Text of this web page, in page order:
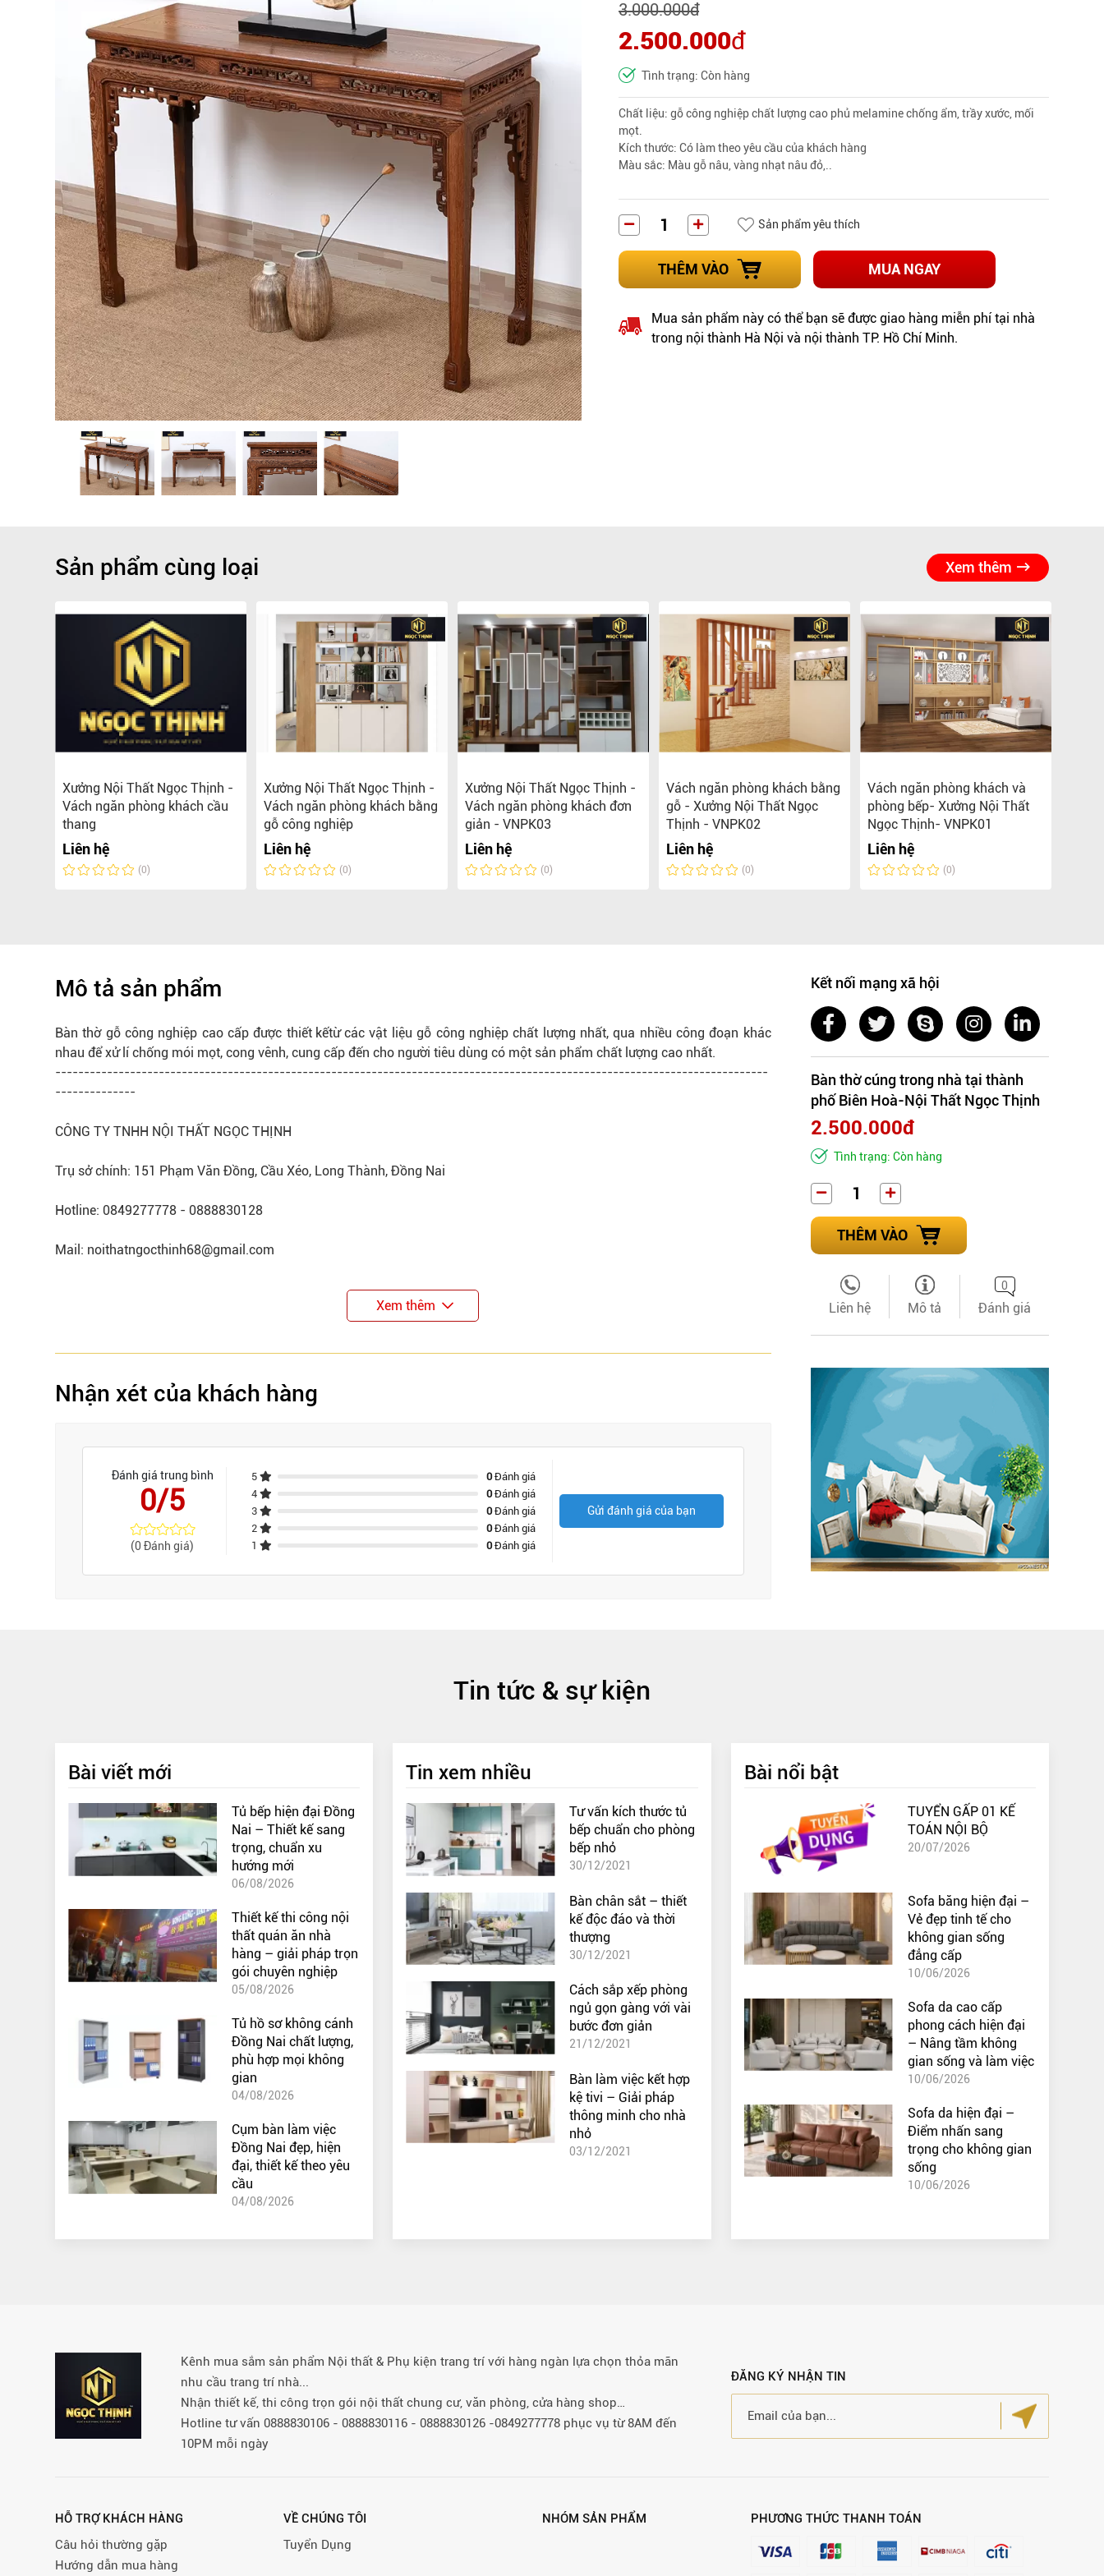
Bếp từ-Bếp hồng ngoại
Chậu rửa bát
Ray trượt – bản lề – tay nắm cửa
Phụ kiện tủ bếp dưới
Giá để bát đĩa đa năng
Giá để dao thớt
Kệ để chất tẩy rửa
Kệ gia vị
Kệ góc liên hoàn
3.000.000đ
2.500.000đ
Tình trạng: Còn hàng
Chất liệu: gỗ công nghiệp chất lượng cao phủ melamine chống ẩm, trầy xước, mối
mọt.
Kích thước: Có làm theo yêu cầu của khách hàng
Màu sắc: Màu gỗ nâu, vàng nhạt nâu đỏ,..
Sản phẩm yêu thích
THÊM VÀO MUA NGAY
Mua sản phẩm này có thể bạn sẽ được giao hàng miễn phí tại nhà
trong nội thành Hà Nội và nội thành TP. Hồ Chí Minh.
Sản phẩm cùng loại Xem thêm
Xưởng Nội Thất Ngọc Thịnh -
Vách ngăn phòng khách cầu
thang
Liên hệ
(0)
Xưởng Nội Thất Ngọc Thịnh -
Vách ngăn phòng khách bằng
gỗ công nghiệp
Liên hệ
(0)
Xưởng Nội Thất Ngọc Thịnh -
Vách ngăn phòng khách đơn
giản - VNPK03
Liên hệ
(0)
Vách ngăn phòng khách bằng
gỗ - Xưởng Nội Thất Ngọc
Thịnh - VNPK02
Liên hệ
(0)
Vách ngăn phòng khách và
phòng bếp- Xưởng Nội Thất
Ngọc Thịnh- VNPK01
Liên hệ
(0)
Mô tả sản phẩm
Bàn thờ gỗ công nghiệp cao cấp được thiết kếtừ các vật liệu gỗ công nghiệp chất lượng nhất, qua nhiều công đoạn khác
nhau để xử lí chống mói mọt, cong vênh, cung cấp đến cho người tiêu dùng có một sản phẩm chất lượng cao nhất.
----------------------------------------------------------------------------------------------------------------------------
--------------
CÔNG TY TNHH NỘI THẤT NGỌC THỊNH
Trụ sở chính: 151 Phạm Văn Đồng, Cầu Xéo, Long Thành, Đồng Nai
Hotline: 0849277778 - 0888830128
Mail: noithatngocthinh68@gmail.com
Xem thêm
Nhận xét của khách hàng
Đánh giá trung bình
0/5
(0 Đánh giá)
5 0Đánh giá
4
0Đánh giá
3
0Đánh giá
2
0Đánh giá
1
0Đánh giá
Gửi đánh giá của bạn
Kết nối mạng xã hội
Bàn thờ cúng trong nhà tại thành
phố Biên Hoà-Nội Thất Ngọc Thịnh
2.500.000đ
Tình trạng: Còn hàng
THÊM VÀO
Liên hệ Mô tả
0
Đánh giá
Tin tức & sự kiện
Bài viết mới
Tủ bếp hiện đại Đồng
Nai – Thiết kế sang
trọng, chuẩn xu
hướng mới
06/08/2026
Thiết kế thi công nội
thất quán ăn nhà
hàng – giải pháp trọn
gói chuyên nghiệp
05/08/2026
Tủ hồ sơ không cánh
Đồng Nai chất lượng,
phù hợp mọi không
gian
04/08/2026
Cụm bàn làm việc
Đồng Nai đẹp, hiện
đại, thiết kế theo yêu
cầu
04/08/2026
Tin xem nhiều
Tư vấn kích thước tủ
bếp chuẩn cho phòng
bếp nhỏ
30/12/2021
Bàn chân sắt – thiết
kế độc đáo và thời
thượng
30/12/2021
Cách sắp xếp phòng
ngủ gọn gàng với vài
bước đơn giản
21/12/2021
Bàn làm việc kết hợp
kệ tivi – Giải pháp
thông minh cho nhà
nhỏ
03/12/2021
Bài nổi bật
TUYỂN GẤP 01 KẾ
TOÁN NỘI BỘ
20/07/2026
Sofa băng hiện đại –
Vẻ đẹp tinh tế cho
không gian sống
đẳng cấp
10/06/2026
Sofa da cao cấp
phong cách hiện đại
– Nâng tầm không
gian sống và làm việc
10/06/2026
Sofa da hiện đại –
Điểm nhấn sang
trọng cho không gian
sống
10/06/2026
Kênh mua sắm sản phẩm Nội thất & Phụ kiện trang trí với hàng ngàn lựa chọn thỏa mãn
nhu cầu trang trí nhà...
Nhận thiết kế, thi công trọn gói nội thất chung cư, văn phòng, cửa hàng shop…
Hotline tư vấn 0888830106 - 0888830116 - 0888830126 -0849277778 phục vụ từ 8AM đến
10PM mỗi ngày
ĐĂNG KÝ NHẬN TIN
HỖ TRỢ KHÁCH HÀNG
Câu hỏi thường gặp
Hướng dẫn mua hàng
VỀ CHÚNG TÔI
Tuyển Dụng
NHÓM SẢN PHẨM PHƯƠNG THỨC THANH TOÁN